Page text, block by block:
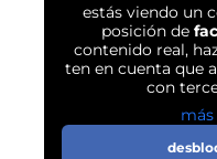
estás viendo un
posición de
contenido real,
ten en cuenta que
con